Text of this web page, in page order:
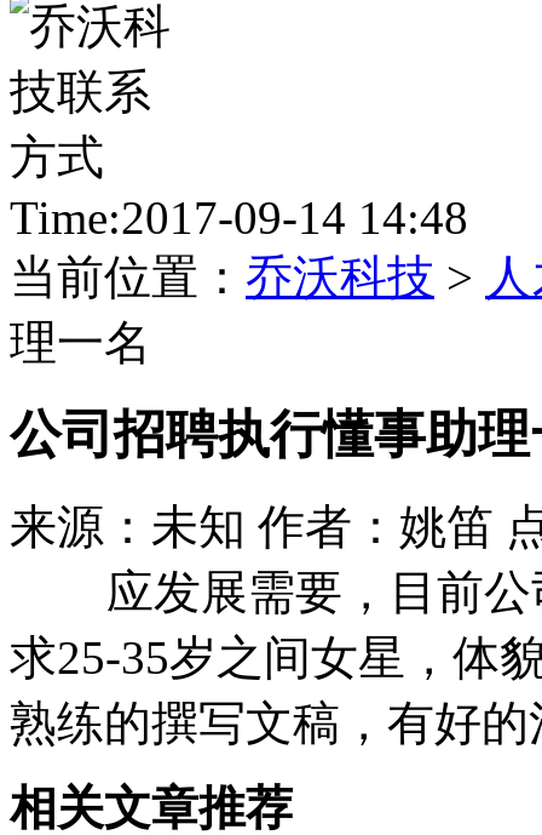
Time:2017-09-14 14:48
当前位置： 乔沃科技 >
理一名
公司招聘执行懂事助
来源：未知 作者：姚笛
应发展需要，目前公
求25-35岁之间女星，体
熟练的撰写文稿，有好
相关文章推荐